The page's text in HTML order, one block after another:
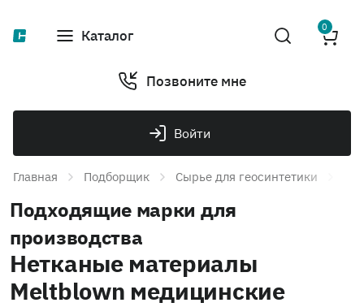
Каталог 0
Позвоните мне
Войти
Главная Подборщик Сырье для геосинтетики
Подходящие марки для
производства
Нетканые материалы
Meltblown медицинские